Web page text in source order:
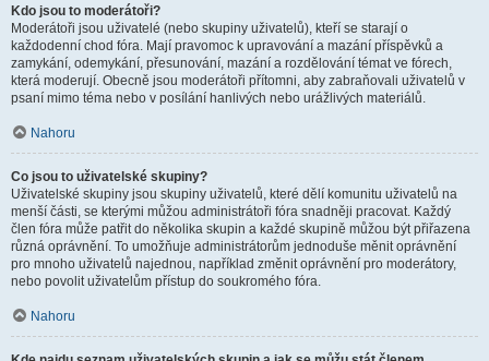
Kdo jsou to moderátoři?
Moderátoři jsou uživatelé (nebo skupiny uživatelů), kteří se starají o
každodenní chod fóra. Mají pravomoc k upravování a mazání příspěvků a
zamykání, odemykání, přesunování, mazání a rozdělování témat ve fórech,
která moderují. Obecně jsou moderátoři přítomni, aby zabraňovali uživatelů v
psaní mimo téma nebo v posílání hanlivých nebo urážlivých materiálů.
Nahoru
Co jsou to uživatelské skupiny?
Uživatelské skupiny jsou skupiny uživatelů, které dělí komunitu uživatelů na
menší části, se kterými můžou administrátoři fóra snadněji pracovat. Každý
člen fóra může patřit do několika skupin a každé skupině můžou být přiřazena
různá oprávnění. To umožňuje administrátorům jednoduše měnit oprávnění
pro mnoho uživatelů najednou, například změnit oprávnění pro moderátory,
nebo povolit uživatelům přístup do soukromého fóra.
Nahoru